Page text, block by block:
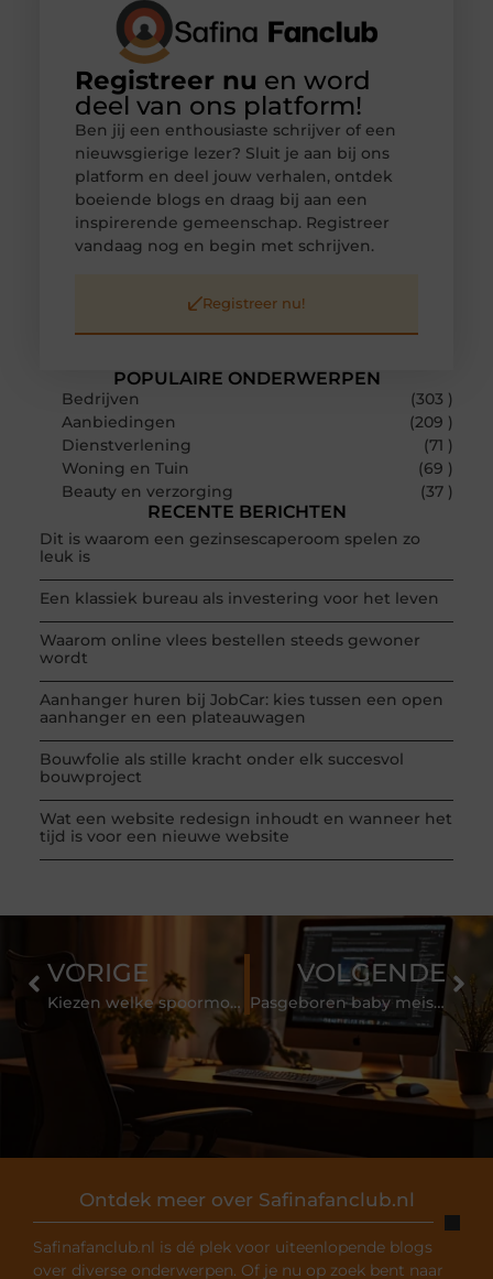
POPULAIRE ONDERWERPEN
Bedrijven
(303 )
Aanbiedingen
(209 )
Dienstverlening
(71 )
Woning en Tuin
(69 )
Beauty en verzorging
(37 )
RECENTE BERICHTEN
Dit is waarom een gezinsescaperoom spelen zo
leuk is
Een klassiek bureau als investering voor het leven
Waarom online vlees bestellen steeds gewoner
wordt
Aanhanger huren bij JobCar: kies tussen een open
aanhanger en een plateauwagen
Bouwfolie als stille kracht onder elk succesvol
bouwproject
Wat een website redesign inhoudt en wanneer het
tijd is voor een nieuwe website
Registreer nu en word
deel van ons platform!
Ben jij een enthousiaste schrijver of een
nieuwsgierige lezer? Sluit je aan bij ons
platform en deel jouw verhalen, ontdek
boeiende blogs en draag bij aan een
inspirerende gemeenschap. Registreer
vandaag nog en begin met schrijven.
Registreer nu!
Ontdek meer over Safinafanclub.nl
Safinafanclub.nl is dé plek voor uiteenlopende blogs
over diverse onderwerpen. Of je nu op zoek bent naar
VORIGE
Kiezen welke spoormodelspoorschaal voor je lay-out
VOLGENDE
Pasgeboren baby meisje schoonmaken